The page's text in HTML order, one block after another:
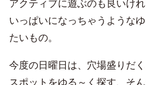
アクティブに遊ぶのも良いけ
いっぱいになっちゃうような
たいもの。
今度の日曜日は、穴場盛りだ
スポットをゆる～く探す、そ